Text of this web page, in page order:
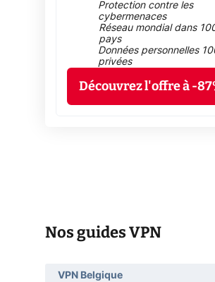
Protection contre les
cybermenaces
Réseau mondial dans
pays
Données personnelles
privées
Découvrez l'offre à -
Nos guides VPN
VPN Belgique